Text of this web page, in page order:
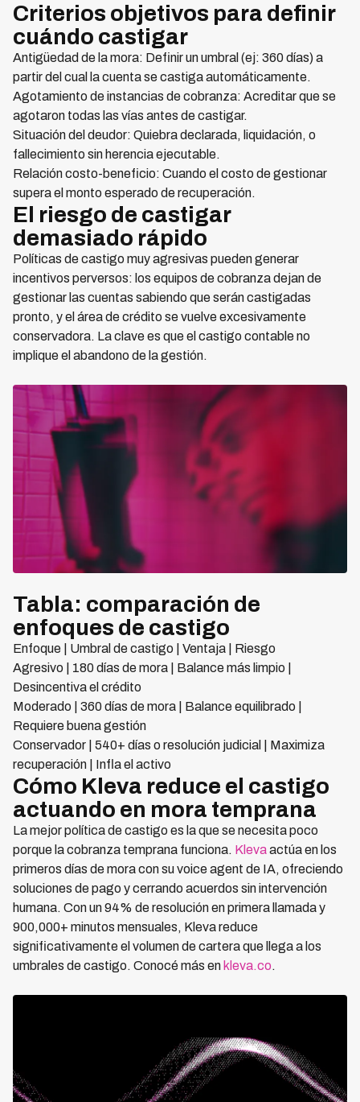
Criterios objetivos para definir
cuándo castigar
Antigüedad de la mora: Definir un umbral (ej: 360 días) a
partir del cual la cuenta se castiga automáticamente.
Agotamiento de instancias de cobranza: Acreditar que se
agotaron todas las vías antes de castigar.
Situación del deudor: Quiebra declarada, liquidación, o
fallecimiento sin herencia ejecutable.
Relación costo-beneficio: Cuando el costo de gestionar
supera el monto esperado de recuperación.
El riesgo de castigar
demasiado rápido
Políticas de castigo muy agresivas pueden generar
incentivos perversos: los equipos de cobranza dejan de
gestionar las cuentas sabiendo que serán castigadas
pronto, y el área de crédito se vuelve excesivamente
conservadora. La clave es que el castigo contable no
implique el abandono de la gestión.
Tabla: comparación de
enfoques de castigo
Enfoque | Umbral de castigo | Ventaja | Riesgo
Agresivo | 180 días de mora | Balance más limpio |
Desincentiva el crédito
Moderado | 360 días de mora | Balance equilibrado |
Requiere buena gestión
Conservador | 540+ días o resolución judicial | Maximiza
recuperación | Infla el activo
Cómo Kleva reduce el castigo
actuando en mora temprana
La mejor política de castigo es la que se necesita poco
porque la cobranza temprana funciona. Klevaactúa en los
primeros días de mora con su voice agent de IA, ofreciendo
soluciones de pago y cerrando acuerdos sin intervención
humana. Con un 94% de resolución en primera llamada y
900,000+ minutos mensuales, Kleva reduce
significativamente el volumen de cartera que llega a los
umbrales de castigo. Conocé más en kleva.co.